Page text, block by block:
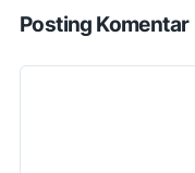
Posting Komentar